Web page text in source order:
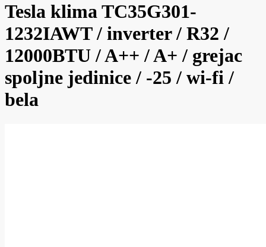
Tesla klima TC35G301-
1232IAWT / inverter / R32 /
12000BTU / A++ / A+ / grejac
spoljne jedinice / -25 / wi-fi /
bela